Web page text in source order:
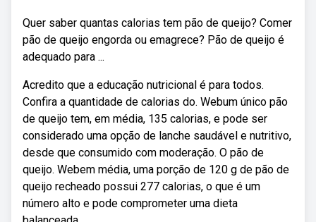
Quer saber quantas calorias tem pão de queijo? Comer
pão de queijo engorda ou emagrece? Pão de queijo é
adequado para ...
Acredito que a educação nutricional é para todos.
Confira a quantidade de calorias do. Webum único pão
de queijo tem, em média, 135 calorias, e pode ser
considerado uma opção de lanche saudável e nutritivo,
desde que consumido com moderação. O pão de
queijo. Webem média, uma porção de 120 g de pão de
queijo recheado possui 277 calorias, o que é um
número alto e pode comprometer uma dieta